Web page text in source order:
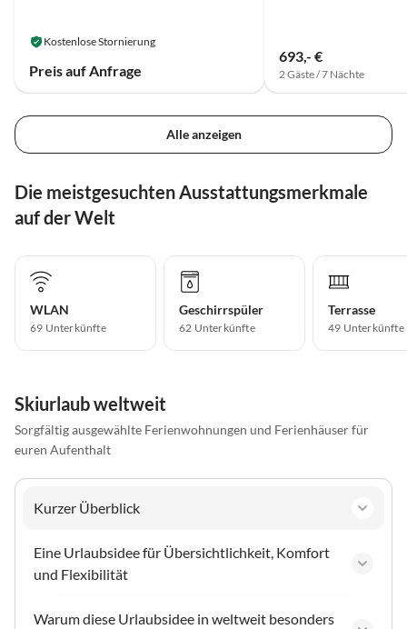
Kostenlose Stornierung
Preis auf Anfrage
693,- €
2 Gäste / 7 Nächte
Alle anzeigen
Die meistgesuchten Ausstattungsmerkmale
auf der Welt
WLAN
69 Unterkünfte
Geschirrspüler
62 Unterkünfte
Terrasse
49 Unterkünfte
Skiurlaub weltweit
Sorgfältig ausgewählte Ferienwohnungen und Ferienhäuser für
euren Aufenthalt
Kurzer Überblick
Eine Urlaubsidee für Übersichtlichkeit, Komfort
und Flexibilität
Warum diese Urlaubsidee in weltweit besonders